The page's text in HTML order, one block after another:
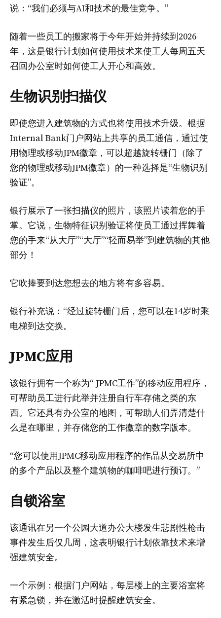
说：“我们必须与AI和技术的最佳竞争。”
随着一些员工的搬家将于今年开始并持续到2026
年，这是银行计划如何使用技术来使工人每周五天
召回办公室时如何使工人开心和高效。
生物识别扫描仪
即使您进入建筑物的方式也将使用技术升级。根据
Internal Bank门户网站上共享的员工通信，通过使
用物理或移动JPM徽章，可以超越旋转栅门（除了
您的物理或移动JPM徽章）的一种选择是“生物识别
验证”。
银行展示了一张扫描仪的照片，该照片读着您的手
掌。它说，生物特征识别验证将使员工通过挥舞着
您的手来“从大厅”“大厅”“轻而易举”到建筑物的其他
部分！
它吹捧要到达您想去的地方将有多容易。
银行补充说：“经过旋转栅门后，您可以在14岁时乘
电梯到达交换。
JPMC应用
该银行拥有一个称为“ JPMC工作”的移动应用程序，
可帮助员工进行此举并注册自行车存储之类的东
西。它还具有办公室的地图，可帮助人们弄清楚什
么是在哪里，并存储您的工作徽章的数字版本。
“您可以使用JPMC移动应用程序的作品从交易所中
的多个产品以及整个建筑物的咖啡吧进行预订。”
自锁浴室
该通讯在另一个公园大道办公大楼发生悲剧性枪击
事件发生后仅几周，这表明银行计划依靠技术来增
强建筑安全。
一个示例：根据门户网站，每层楼上的主要浴室将
有紧急锁，并在激活时提醒建筑安全。